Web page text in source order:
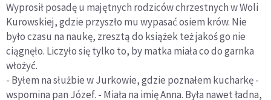
Wyprosił posadę u majętnych rodziców chrzestnych w Woli
Kurowskiej, gdzie przyszło mu wypasać osiem krów. Nie
było czasu na naukę, zresztą do książek też jakoś go nie
ciągnęło. Liczyło się tylko to, by matka miała co do garnka
włożyć.
- Byłem na służbie w Jurkowie, gdzie poznałem kucharkę -
wspomina pan Józef. - Miała na imię Anna. Była nawet ładna,